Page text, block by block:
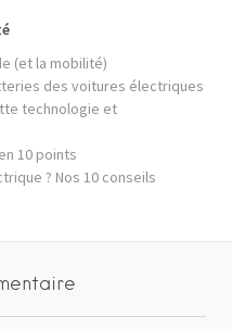
(et la mobilité)
des voitures électriques
technologie et
10 points
? Nos 10 conseils